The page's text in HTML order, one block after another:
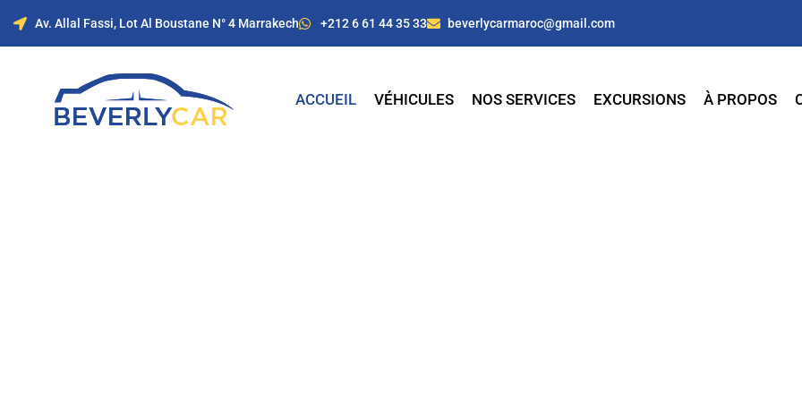
Av. Allal Fassi, Lot Al Boustane N° 4 Marrakech +212 6 61 44 35 33 beverlycarmaroc@gmail.com
ACCUEIL VÉHICULES NOS SERVICES EXCURSIONS À PROPOS